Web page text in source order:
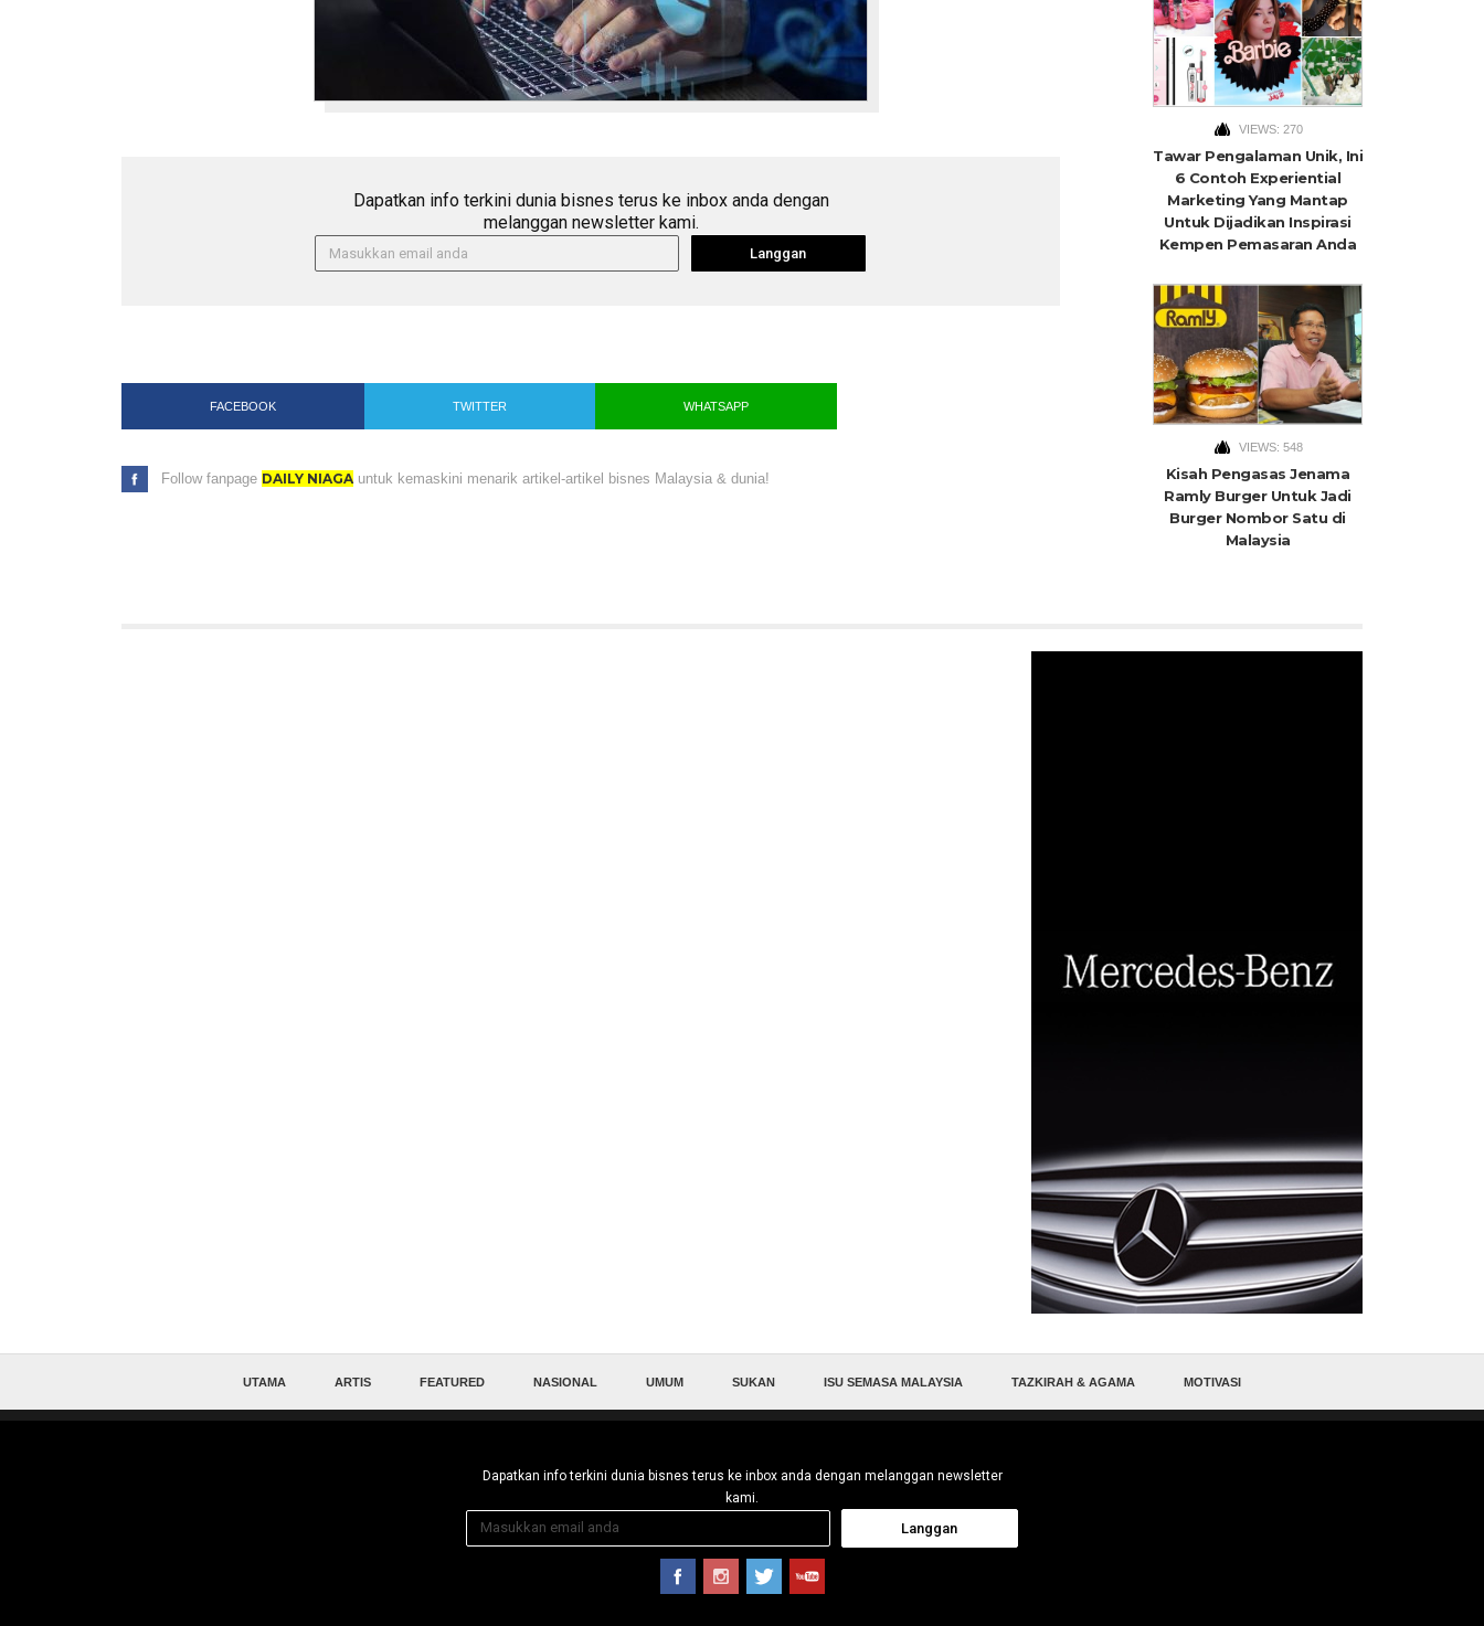
Dapatkan info terkini dunia bisnes terus ke inbox anda dengan
melanggan newsletter kami.
Langgan
FACEBOOK TWITTER WHATSAPP
Follow fanpage DAILY NIAGAuntuk kemaskini menarik artikel-artikel bisnes Malaysia & dunia!
VIEWS: 270
Tawar Pengalaman Unik, Ini
6 Contoh Experiential
Marketing Yang Mantap
Untuk Dijadikan Inspirasi
Kempen Pemasaran Anda
VIEWS: 548
Kisah Pengasas Jenama
Ramly Burger Untuk Jadi
Burger Nombor Satu di
Malaysia
UTAMA ARTIS FEATURED NASIONAL UMUM SUKAN ISU SEMASA MALAYSIA TAZKIRAH & AGAMA MOTIVASI
Dapatkan info terkini dunia bisnes terus ke inbox anda dengan melanggan newsletter
kami.
Langgan